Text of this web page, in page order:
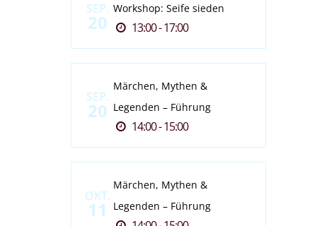
SEP.
20
Workshop: Seife sieden
13:00 - 17:00
SEP.
20
Märchen, Mythen &
Legenden – Führung
14:00 - 15:00
OKT.
11
Märchen, Mythen &
Legenden – Führung